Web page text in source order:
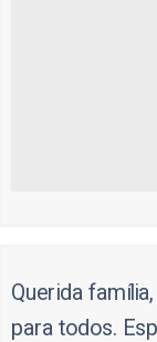
Querida
para todos.